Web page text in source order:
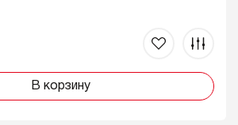
В корзину